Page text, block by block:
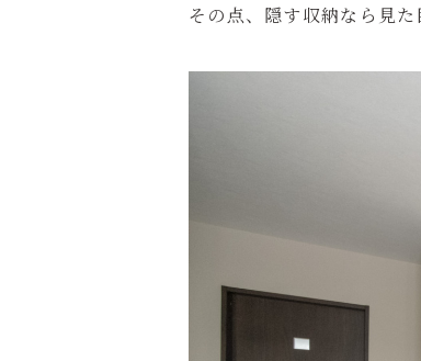
その点、隠す収納なら見た